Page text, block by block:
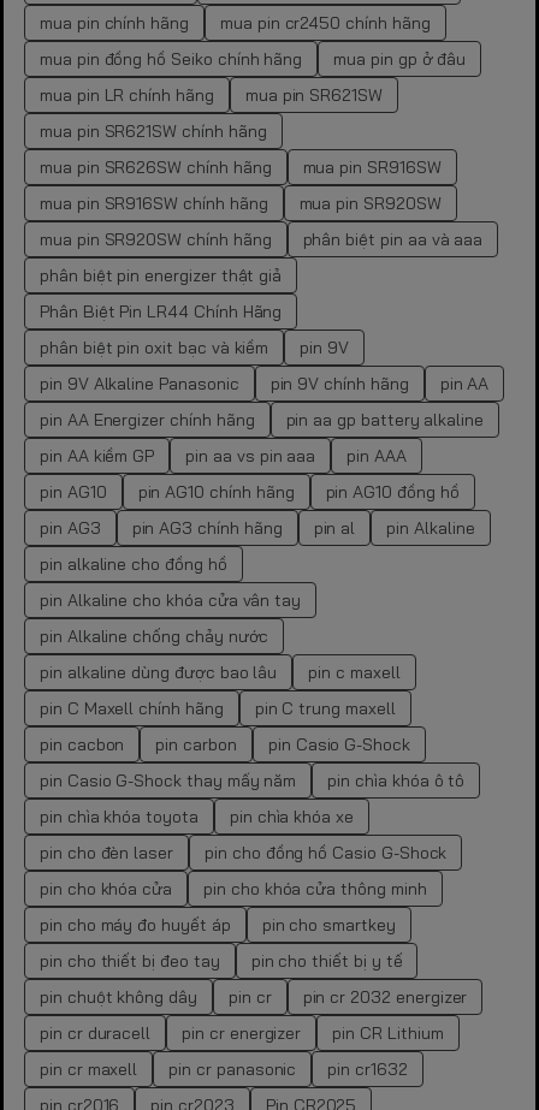
mua pin chính hãng
mua pin cr2450 chính hãng
mua pin đồng hồ Seiko chính hãng
mua pin gp ở đâu
mua pin LR chính hãng
mua pin SR621SW
mua pin SR621SW chính hãng
mua pin SR626SW chính hãng
mua pin SR916SW
mua pin SR916SW chính hãng
mua pin SR920SW
mua pin SR920SW chính hãng
phân biệt pin aa và aaa
phân biệt pin energizer thật giả
Phân Biệt Pin LR44 Chính Hãng
phân biệt pin oxit bạc và kiềm
pin 9V
pin 9V Alkaline Panasonic
pin 9V chính hãng
pin AA
pin AA Energizer chính hãng
pin aa gp battery alkaline
pin AA kiềm GP
pin aa vs pin aaa
pin AAA
pin AG10
pin AG10 chính hãng
pin AG10 đồng hồ
pin AG3
pin AG3 chính hãng pin al
pin Alkaline
pin alkaline cho đồng hồ
pin Alkaline cho khóa cửa vân tay
pin Alkaline chống chảy nước
pin alkaline dùng được bao lâu
pin c maxell
pin C Maxell chính hãng
pin C trung maxell
pin cacbon
pin carbon
pin Casio G-Shock
pin Casio G-Shock thay mấy năm
pin chìa khóa ô tô
pin chìa khóa toyota
pin chìa khóa xe
pin cho đèn laser
pin cho đồng hồ Casio G-Shock
pin cho khóa cửa
pin cho khóa cửa thông minh
pin cho máy đo huyết áp
pin cho smartkey
pin cho thiết bị đeo tay
pin cho thiết bị y tế
pin chuột không dây
pin cr
pin cr 2032 energizer
pin cr duracell
pin cr energizer
pin CR Lithium
pin cr maxell
pin cr panasonic
pin cr1632